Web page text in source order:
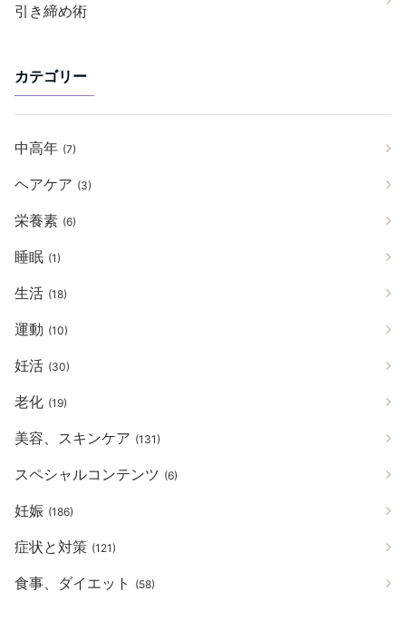
引き締め術
カテゴリー
中高年 (7)
ヘアケア (3)
栄養素 (6)
睡眠 (1)
生活 (18)
運動 (10)
妊活 (30)
老化 (19)
美容、スキンケア (131)
スペシャルコンテンツ (6)
妊娠 (186)
症状と対策 (121)
食事、ダイエット (58)